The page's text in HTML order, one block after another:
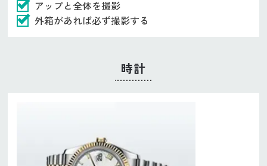
アップと全体を撮影
外箱があれば必ず撮影する
時計